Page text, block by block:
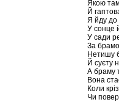
Якою
Й
Я йду до
У сонце
У сади
За
Нетишу
Й суєту
А браму
Вона
Коли
Чи